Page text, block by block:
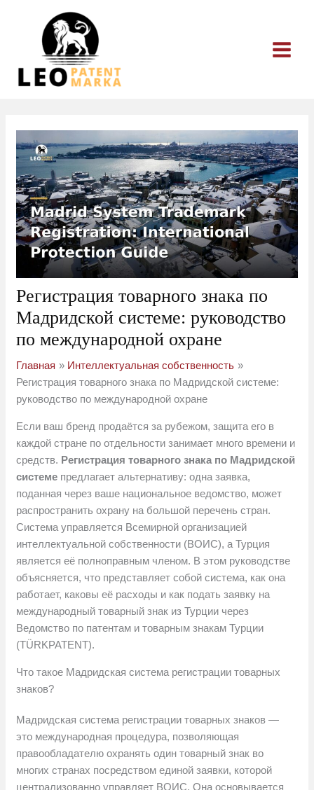
содержимому
Регистрация товарного знака по
Мадридской системе: руководство
по международной охране
Главная
Интеллектуальная собственность
Регистрация товарного знака по Мадридской системе:
руководство по международной охране
Если ваш бренд продаётся за рубежом, защита его в
каждой стране по отдельности занимает много времени и
средств. Регистрация товарного знака по Мадридской
системе предлагает альтернативу: одна заявка,
поданная через ваше национальное ведомство, может
распространить охрану на большой перечень стран.
Система управляется Всемирной организацией
интеллектуальной собственности (ВОИС), а Турция
является её полноправным членом. В этом руководстве
объясняется, что представляет собой система, как она
работает, каковы её расходы и как подать заявку на
международный товарный знак из Турции через
Ведомство по патентам и товарным знакам Турции
(TÜRKPATENT).
Что такое Мадридская система регистрации товарных
знаков?
Мадридская система регистрации товарных знаков —
это международная процедура, позволяющая
правообладателю охранять один товарный знак во
многих странах посредством единой заявки, которой
централизованно управляет ВОИС. Она основывается